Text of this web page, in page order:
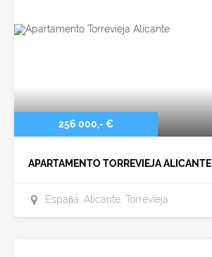
256 000,- €
APARTAMENTO TORREVIEJA ALICANTE
España, Alicante, Torrevieja